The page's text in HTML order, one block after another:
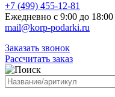
+7 (499) 455-12-81
Ежедневно с 9:00 до 18:00
mail@korp-podarki.ru
Заказать звонок
Рассчитать заказ